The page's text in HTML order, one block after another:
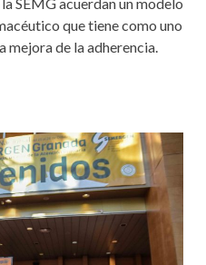
que tiene como uno
de la adherencia.